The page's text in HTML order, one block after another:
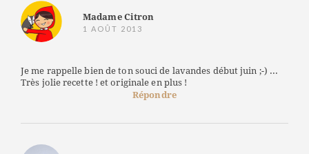
Madame Citron
1 AOÛT 2013
Je me rappelle bien de ton souci de lavandes début juin ;-) ...
Très jolie recette ! et originale en plus !
Répondre